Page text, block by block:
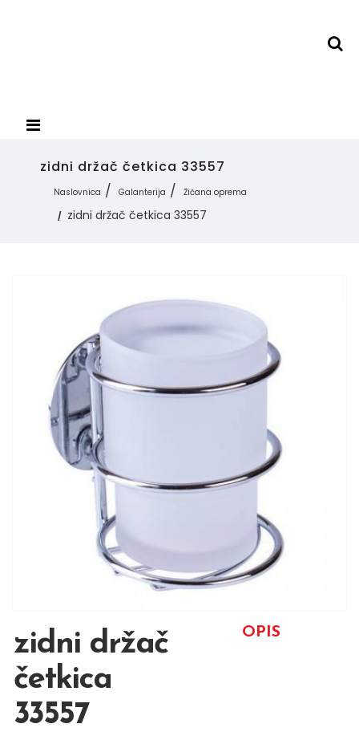
zidni držač četkica 33557
Naslovnica Galanterija Žičana oprema
zidni držač četkica 33557
zidni držač
četkica
33557
OPIS